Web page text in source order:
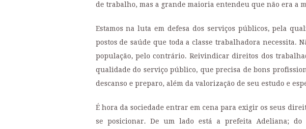
de trabalho, mas a grande maioria entendeu que não era a
Estamos na luta em defesa dos serviços públicos, pela
postos de saúde que toda a classe trabalhadora necessita.
população, pelo contrário. Reivindicar direitos dos
qualidade do serviço público, que precisa de bons
descanso e preparo, além da valorização de seu estudo e
É hora da sociedade entrar em cena para exigir os seus
se posicionar. De um lado está a prefeita Adeliana; do